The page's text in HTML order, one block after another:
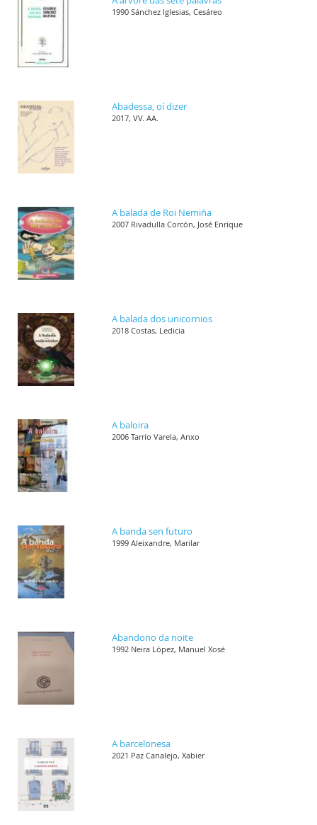
1990 Sánchez Iglesias, Cesáreo
Abadessa, oí dizer
2017, VV. AA.
A balada de Roi Nemiña
2007 Rivadulla Corcón, José Enrique
A balada dos unicornios
2018 Costas, Ledicia
A baloira
2006 Tarrío Varela, Anxo
A banda sen futuro
1999 Aleixandre, Marilar
Abandono da noite
1992 Neira López, Manuel Xosé
A barcelonesa
2021 Paz Canalejo, Xabier